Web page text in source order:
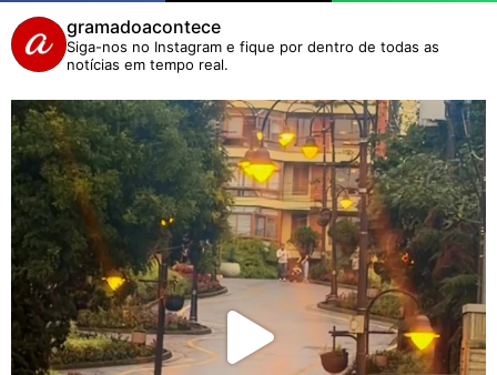
gramadoacontece
Siga-nos no Instagram e fique por dentro de todas as
notícias em tempo real.